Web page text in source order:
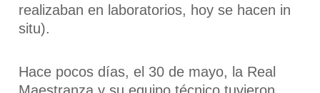
realizaban en laboratorios, hoy se hacen in
situ).
Hace pocos días, el 30 de mayo, la Real